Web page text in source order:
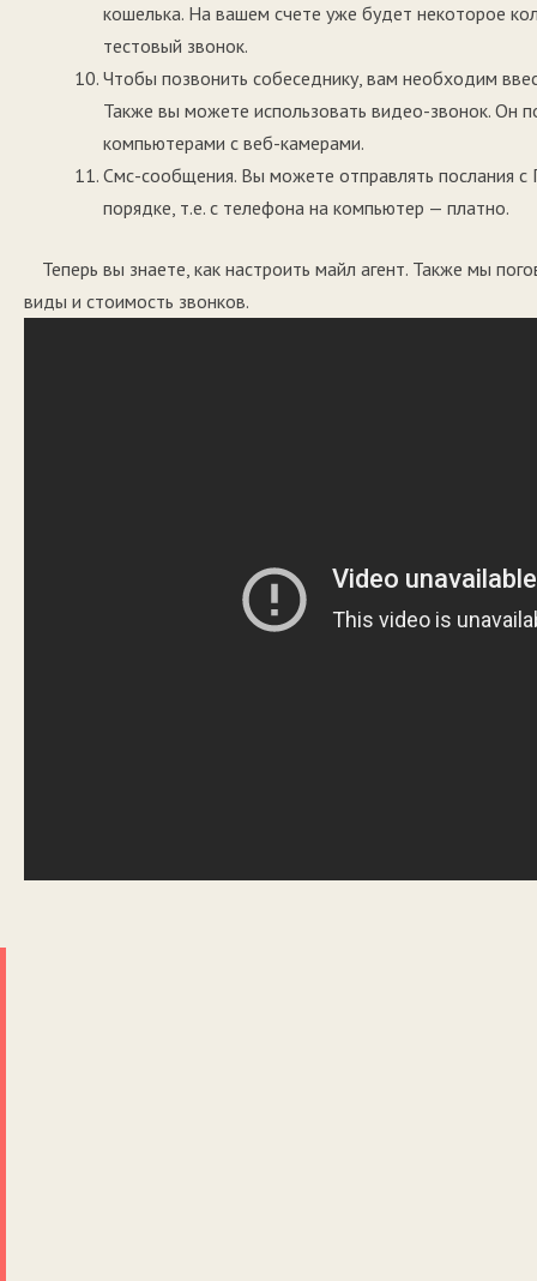
кошелька. На вашем счете уже будет некоторое
тестовый звонок.
Чтобы позвонить собеседнику, вам необходим
Также вы можете использовать видео-звонок. Он
компьютерами с веб-камерами.
Смс-сообщения. Вы можете отправлять послания
порядке, т.е. с телефона на компьютер — платно.
Теперь вы знаете, как настроить майл агент. Также мы
виды и стоимость звонков.